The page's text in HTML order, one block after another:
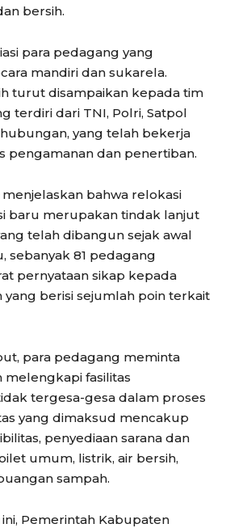
bersih.
para pedagang yang
mandiri dan sukarela.
turut disampaikan kepada tim
terdiri dari TNI, Polri, Satpol
yang telah bekerja
pengamanan dan penertiban.
bahwa relokasi
baru merupakan tindak lanjut
telah dibangun sejak awal
sebanyak 81 pedagang
pernyataan sikap kepada
yang berisi sejumlah poin terkait
para pedagang meminta
fasilitas
tergesa-gesa dalam proses
yang dimaksud mencakup
penyediaan sarana dan
umum, listrik, air bersih,
sampah.
Pemerintah Kabupaten